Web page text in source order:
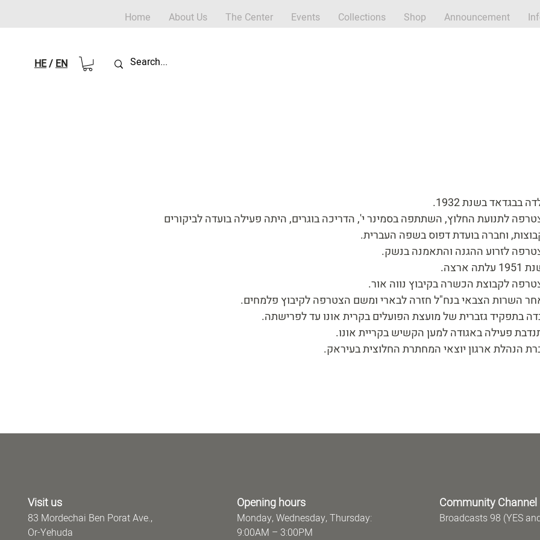
Home About Us The Center Events Collections Shop Announcement
HE/EN
בבגדאד בשנת 1932.
לתנועת החלוץ, השתתפה בסמינר י', הדריכה בוגרים, היתה פעילה בועדה לביקורים
וחברה בועדת דפוס בשפה העברית.
לזרוע ההגנה והתאמנה בנשק.
ארצה.
לקבוצת הכשרה בקיבוץ נווה אור.
השרות הצבאי בנח"ל חזרה לבארי ומשם הצטרפה לקיבוץ פלמחים.
בתפקיד גזברית של מועצת הפועלים בקרית אונו עד לפרישתה.
פעילה באגודה למען הקשיש בקריית אונו.
הנהלת ארגון יוצאי המחתרת החלוצית בעיראק.
Visit us
83 Mordechai Ben Porat Ave.,
Or-Yehuda
Opening hours
Monday, Wednesday, Thursday:
9:00AM – 3:00PM
Community Channel
Broadcasts 98 (YES